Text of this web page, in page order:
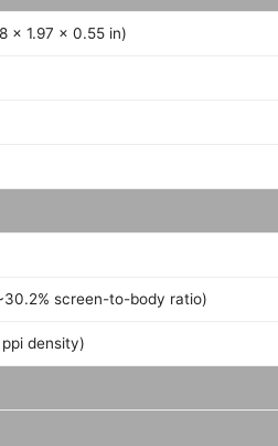
x 1.97 x 0.55 in)
screen-to-body ratio)
density)